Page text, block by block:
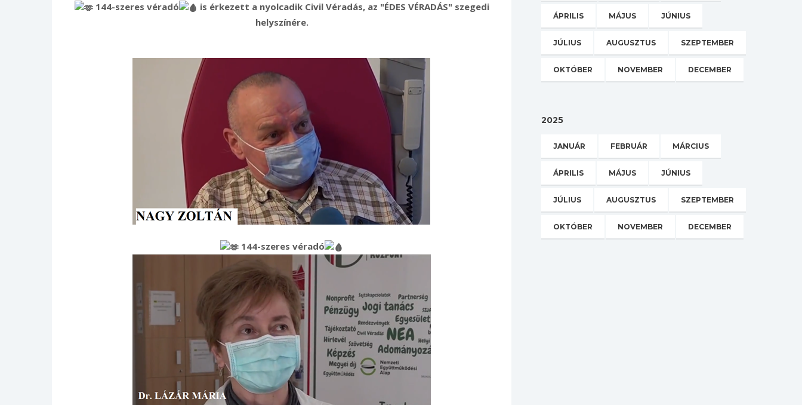
144-szeres véradó
is érkezett a nyolcadik Civil Véradás, az "ÉDES VÉRADÁS" szegedi
helyszínére.
144-szeres véradó
ÁPRILIS MÁJUS JÚNIUS
JÚLIUS AUGUSZTUS SZEPTEMBER
OKTÓBER NOVEMBER DECEMBER
2025
JANUÁR FEBRUÁR MÁRCIUS
ÁPRILIS MÁJUS JÚNIUS
JÚLIUS AUGUSZTUS SZEPTEMBER
OKTÓBER NOVEMBER DECEMBER